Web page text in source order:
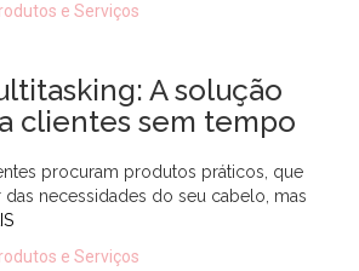
e Serviços
A solução
clientes sem tempo
procuram produtos práticos, que
das necessidades do seu cabelo, mas
e Serviços